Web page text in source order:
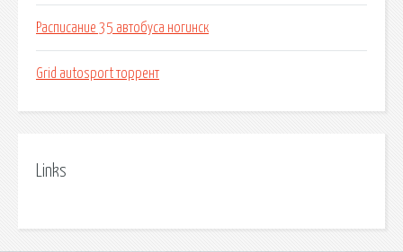
Расписание 35 автобуса ногинск
Grid autosport торрент
Links